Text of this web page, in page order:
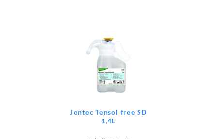
Jontec Tensol free SD
1,4L